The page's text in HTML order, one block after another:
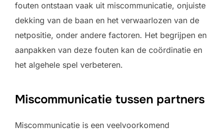
fouten ontstaan vaak uit miscommunicatie, onjuiste
dekking van de baan en het verwaarlozen van de
netpositie, onder andere factoren. Het begrijpen en
aanpakken van deze fouten kan de coördinatie en
het algehele spel verbeteren.
Miscommunicatie tussen partners
Miscommunicatie is een veelvoorkomend